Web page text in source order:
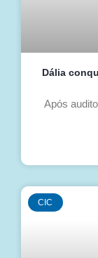
Dália
Após
CIC